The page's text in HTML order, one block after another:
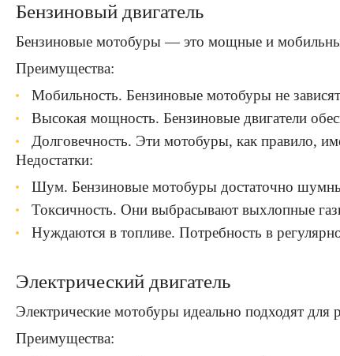
Бензиновый двигатель
Бензиновые мотобуры — это мощные и мобильные
Преимущества:
Мобильность. Бензиновые мотобуры не
Высокая мощность. Бензиновые двигатели
Долговечность. Эти мотобуры, как правило,
Недостатки:
Шум. Бензиновые мотобуры достаточно
Токсичность. Они выбрасывают выхлопные
Нуждаются в топливе. Потребность в
Электрический двигатель
Электрические мотобуры идеально подходят
Преимущества: